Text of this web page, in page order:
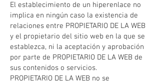
El establecimiento de un hiperenlace no
implica en ningún caso la existencia de
relaciones entre PROPIETARIO DE LA WEB
y el propietario del sitio web en la que se
establezca, ni la aceptación y aprobación
por parte de PROPIETARIO DE LA WEB de
sus contenidos o servicios.
PROPIETARIO DE LA WEB no se